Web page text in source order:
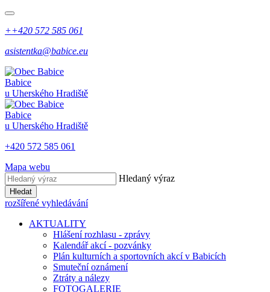
++420 572 585 061
asistentka@babice.eu
Babice
u Uherského Hradiště
Babice
u Uherského Hradiště
+420 572 585 061
Mapa webu
Hledaný výraz
Hledat
rozšířené vyhledávání
AKTUALITY
Hlášení rozhlasu - zprávy
Kalendář akcí - pozvánky
Plán kulturních a sportovních akcí v Babicích
Smuteční oznámení
Ztráty a nálezy
FOTOGALERIE